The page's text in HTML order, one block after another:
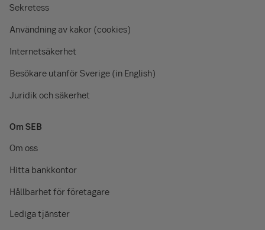
Sekretess
Användning av kakor (cookies)
Internetsäkerhet
Besökare utanför Sverige (in English)
Juridik och säkerhet
Om SEB
Om oss
Hitta bankkontor
Hållbarhet för företagare
Lediga tjänster